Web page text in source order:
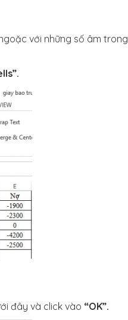
với những số âm trong
đây và click vào “OK”.